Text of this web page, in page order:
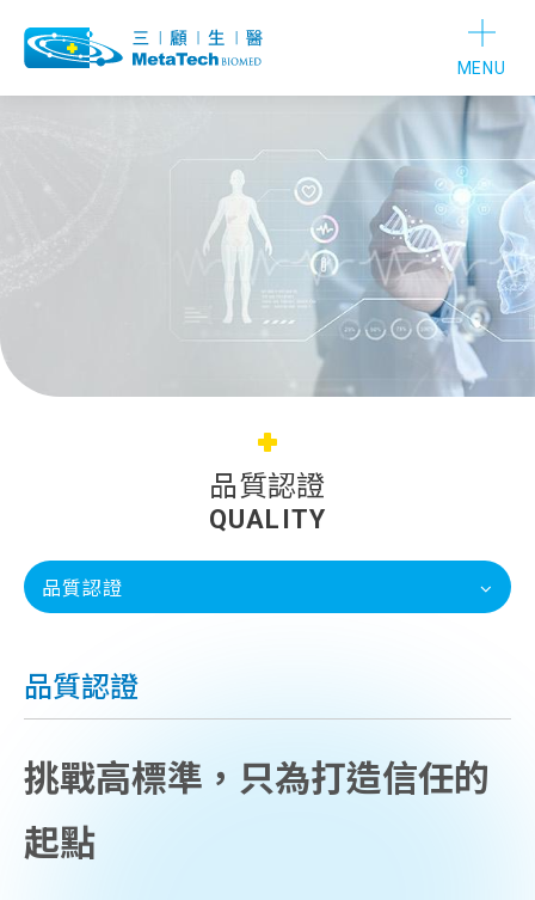
MENU
品質認證
QUALITY
品質認證
品質認證
挑戰高標準，只為打造信任的
起點